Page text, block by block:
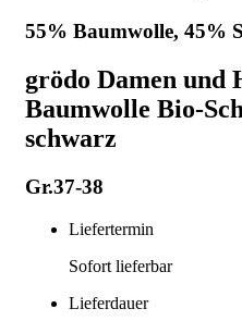
55% Baumwolle, 45%
grödo Damen und
Baumwolle Bio-
schwarz
Gr.37-38
Liefertermin
Sofort lieferbar
Lieferdauer